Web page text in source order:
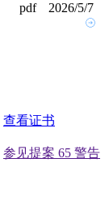
pdf 2026/5/7
查看证书
参见提案 65 警告